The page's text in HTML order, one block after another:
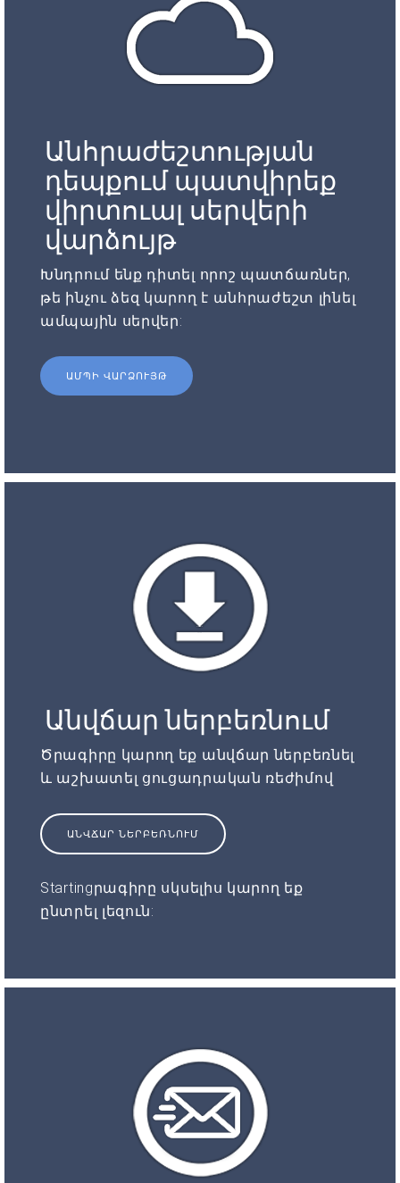
Անհրաժեշտության
դեպքում պատվիրեք
վիրտուալ սերվերի
վարձույթ
Խնդրում ենք դիտել որոշ պատճառներ,
թե ինչու ձեզ կարող է անհրաժեշտ լինել
ամպային սերվեր:
ԱՄՊԻ ՎԱՐՁՈՒՅԹ
Անվճար ներբեռնում
Ծրագիրը կարող եք անվճար ներբեռնել
և աշխատել ցուցադրական ռեժիմով
ԱՆՎՃԱՐ ՆԵՐԲԵՌՆՈՒՄ
Startingրագիրը սկսելիս կարող եք
ընտրել լեզուն: